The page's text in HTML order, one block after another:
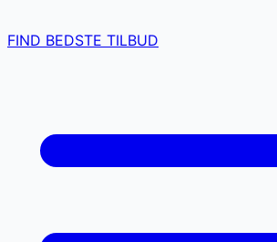
FIND BEDSTE TILBUD